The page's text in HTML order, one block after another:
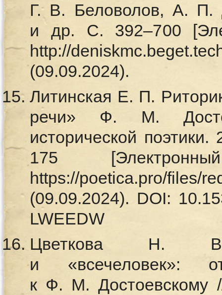
Г. В. Беловолов, А. П.
и др. С. 392–700
http://
(09.09.2024).
Литинская Е. П.
речи» Ф. М.
исторической
175
https://poetica.pro/files/
(09.09.2024). DOI:
LWEEDW
Цветкова Н. В.
и
к Ф. М. Достоевскому